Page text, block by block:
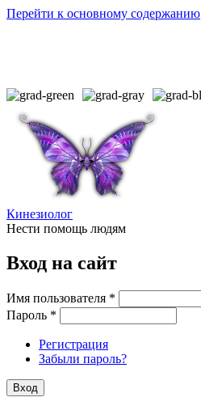
Перейти к основному содержанию
Кинезиолог
Нести помощь людям
Вход на сайт
Имя пользователя *
Пароль *
Регистрация
Забыли пароль?